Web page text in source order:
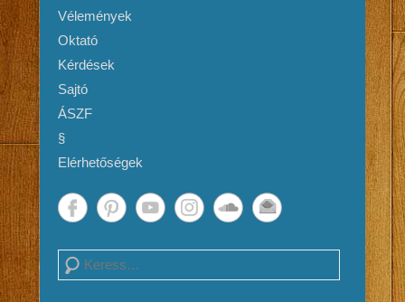
Vélemények
Oktató
Kérdések
Sajtó
ÁSZF
§
Elérhetőségek
Search